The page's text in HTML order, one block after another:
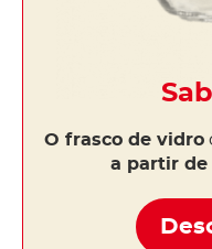
O frasco de vidro
a partir de